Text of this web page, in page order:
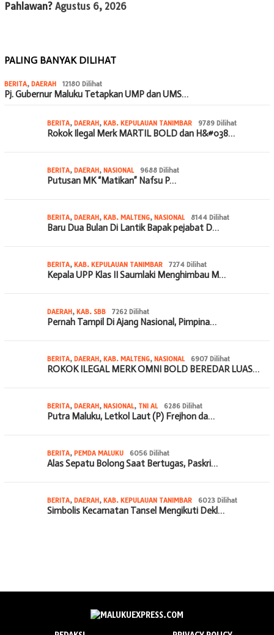
Pahlawan? Agustus 6, 2026
PALING BANYAK DILIHAT
BERITA, DAERAH 12180 Dilihat
Pj. Gubernur Maluku Tetapkan UMP dan UMS…
BERITA, DAERAH, KAB. KEPULAUAN TANIMBAR 9789 Dilihat
Rokok Ilegal Merk MARTIL BOLD dan H&#038…
BERITA, DAERAH, NASIONAL 9688 Dilihat
Putusan MK “Matikan” Nafsu P…
BERITA, DAERAH, KAB. MALTENG, NASIONAL 8144 Dilihat
Baru Dua Bulan Di Lantik Bapak pejabat D…
BERITA, KAB. KEPULAUAN TANIMBAR 7274 Dilihat
Kepala UPP Klas II Saumlaki Menghimbau M…
DAERAH, KAB. SBB 7262 Dilihat
Pernah Tampil Di Ajang Nasional, Pimpina…
BERITA, DAERAH, KAB. MALTENG, NASIONAL 6907 Dilihat
ROKOK ILEGAL MERK OMNI BOLD BEREDAR LUAS…
BERITA, DAERAH, NASIONAL, TNI AL 6286 Dilihat
Putra Maluku, Letkol Laut (P) Frejhon da…
BERITA, PEMDA MALUKU 6056 Dilihat
Alas Sepatu Bolong Saat Bertugas, Paskri…
BERITA, DAERAH, KAB. KEPULAUAN TANIMBAR 6023 Dilihat
Simbolis Kecamatan Tansel Mengikuti Dekl…